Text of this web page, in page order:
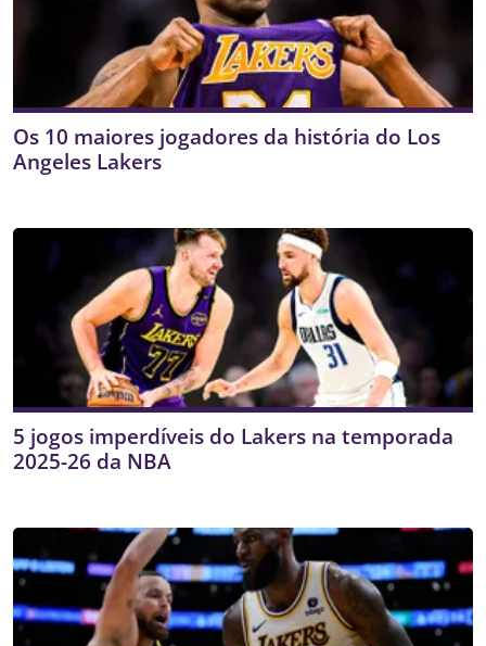
Os 10 maiores jogadores da história do Los
Angeles Lakers
5 jogos imperdíveis do Lakers na temporada
2025-26 da NBA